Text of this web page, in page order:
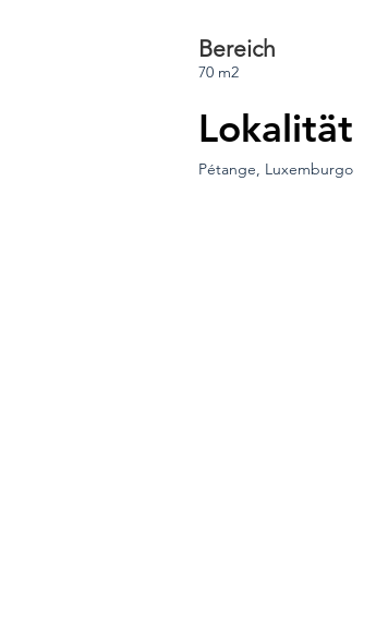
Bereich
70 m2
Lokalität
Pétange, Luxemburgo